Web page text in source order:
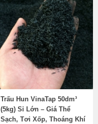
Trấu Hun VinaTap 50dm³
(5kg) Sỉ Lớn – Giá Thể
Sạch, Tơi Xốp, Thoáng Khí